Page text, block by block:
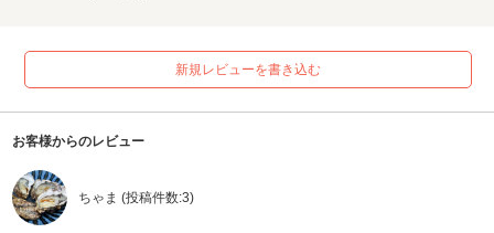
新規レビューを書き込む
お客様からのレビュー
ちゃま (投稿件数:3)